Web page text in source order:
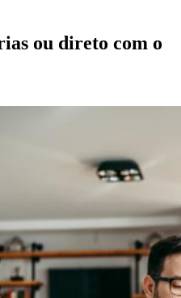
ou direto com o